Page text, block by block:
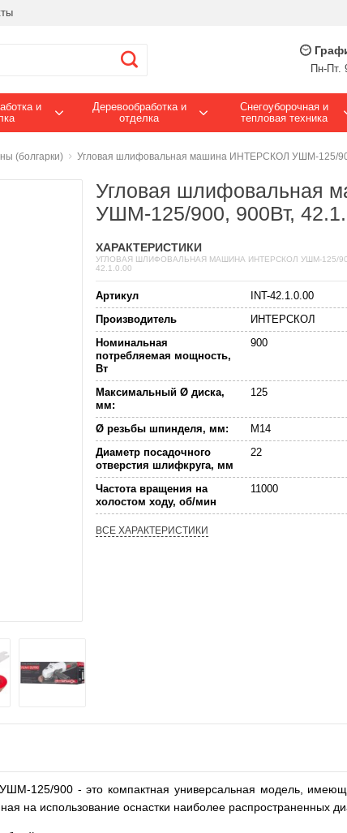
Пн-Пт.
и
Деревообработка и
отделка
Снегоуборочная и
тепловая техника
(болгарки) Угловая шлифовальная машина ИНТЕРСКОЛ УШМ-125/
Угловая шлифовальная
УШМ-125/900, 900Вт,
ХАРАКТЕРИСТИКИ
УГЛОВАЯ ШЛИФОВАЛЬНАЯ МАШИНА ИНТЕРСКОЛ УШМ-125/
42.1.0.00
Артикул
INT-42.1.0.00
Производитель
ИНТЕРСКОЛ
Номинальная
потребляемая мощность,
Вт
900
Максимальный Ø диска,
мм:
125
Ø резьбы шпинделя, мм:
М14
Диаметр посадочного
отверстия шлифкруга, мм
22
Частота вращения на
холостом ходу, об/мин
11000
ВСЕ ХАРАКТЕРИСТИКИ
125/900 - это компактная универсальная модель,
на использование оснастки наиболее распространенных